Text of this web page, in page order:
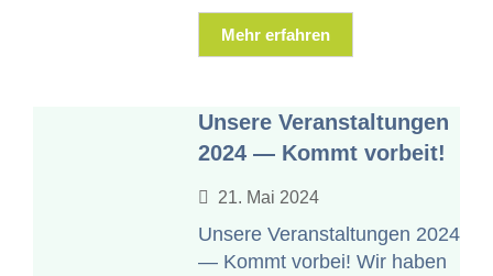
Mehr erfahren
Unsere Veranstaltungen
2024 — Kommt vorbeit!
21. Mai 2024
Unsere Ver­anstal­tun­gen 2024
— Kommt vor­bei! Wir haben